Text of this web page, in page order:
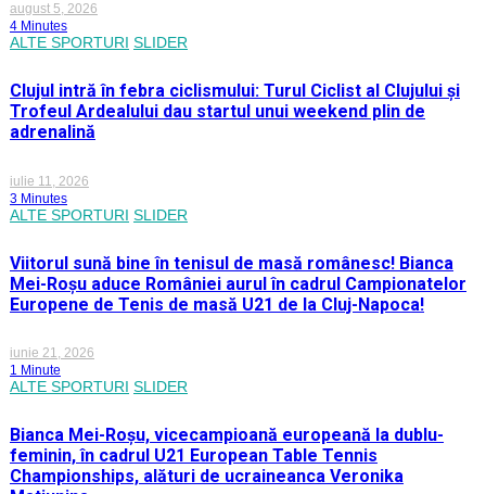
august 5, 2026
4 Minutes
ALTE SPORTURI SLIDER
Clujul intră în febra ciclismului: Turul Ciclist al Clujului și
Trofeul Ardealului dau startul unui weekend plin de
adrenalină
iulie 11, 2026
3 Minutes
ALTE SPORTURI SLIDER
Viitorul sună bine în tenisul de masă românesc! Bianca
Mei-Roșu aduce României aurul în cadrul Campionatelor
Europene de Tenis de masă U21 de la Cluj-Napoca!
iunie 21, 2026
1 Minute
ALTE SPORTURI SLIDER
Bianca Mei-Roșu, vicecampioană europeană la dublu-
feminin, în cadrul U21 European Table Tennis
Championships, alături de ucraineanca Veronika